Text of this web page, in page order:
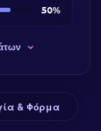
50%
& Φόρμα